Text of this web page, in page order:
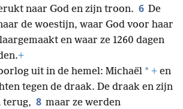
naar God en zijn troon. 6 De
de woestijn, waar God voor haar
en waar ze 1260 dagen
+
uit in de hemel: Michaël * + en
tegen de draak. De draak en zijn
terug, 8 maar ze werden